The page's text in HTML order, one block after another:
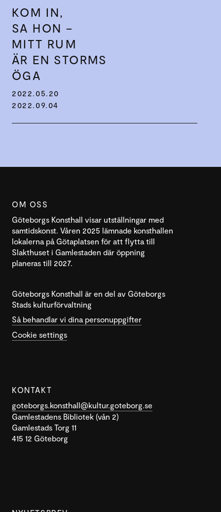
KOM IN,
SA HON –
MITT RUM
ÄR EN STORMS
ÖGA
2022.05.20
2022.09.04
OM OSS
Göteborgs Konsthall visar utställningar med
samtidskonst. Våren 2025 lämnade konsthallen
lokalerna på Götaplatsen för att flytta till
Slakthuset i Gamlestaden där öppning
planeras till 2027.
Göteborgs Konsthall är en del av Göteborgs
Stads kulturförvaltning
Så behandlar vi dina personuppgifter
Cookie settings
KONTAKT
goteborgs.konsthall@kultur.goteborg.se
Gamlestadens Bibliotek (vån 2)
Gamlestads Torg 11
415 12 Göteborg